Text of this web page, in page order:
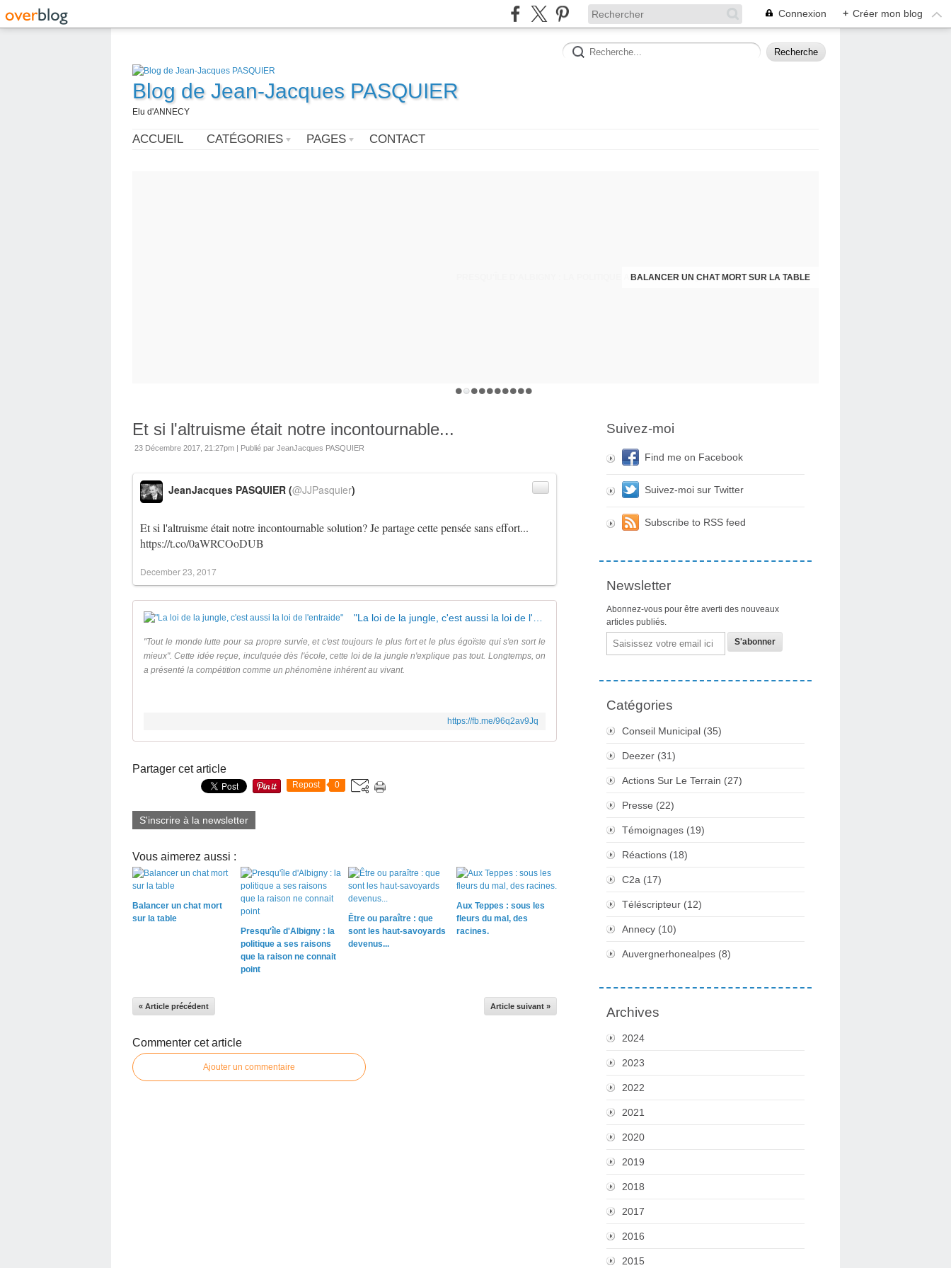
Connexion + Créer mon blog
Blog de Jean-Jacques PASQUIER
Elu d'ANNECY
ACCUEIL CATÉGORIES PAGES CONTACT
BALANCER UN CHAT MORT SUR LA TABLE
PRESQU'ÎLE D'ALBIGNY : LA POLITIQUE A SES RAISONS QUE LA RAISON NE CONNAIT POINT
Et si l'altruisme était notre incontournable...
23 Décembre 2017, 21:27pm | Publié par JeanJacques PASQUIER
Et si l'altruisme était notre incontournable solution? Je partage cette pensée sans effort...
https://t.co/0aWRCOoDUB
JeanJacques PASQUIER (@JJPasquier)
December 23, 2017
"Tout le monde lutte pour sa propre survie, et c'est toujours le plus fort et le plus égoïste qui s'en sort le
mieux". Cette idée reçue, inculquée dès l'école, cette loi de la jungle n'explique pas tout. Longtemps, on
a présenté la compétition comme un phénomène inhérent au vivant.
https://fb.me/96q2av9Jq
Partager cet article
Repost 0
S'inscrire à la newsletter
Vous aimerez aussi :
Balancer un chat mort
sur la table
Presqu'île d'Albigny : la
politique a ses raisons
que la raison ne connait
point
Être ou paraître : que
sont les haut-savoyards
devenus...
Aux Teppes : sous les
fleurs du mal, des
racines.
« Article précédent Article suivant »
Commenter cet article
Ajouter un commentaire
Suivez-moi
Find me on Facebook
Suivez-moi sur Twitter
Subscribe to RSS feed
Newsletter
Abonnez-vous pour être averti des nouveaux
articles publiés.
Email
Catégories
Conseil Municipal (35)
Deezer (31)
Actions Sur Le Terrain (27)
Presse (22)
Témoignages (19)
Réactions (18)
C2a (17)
Téléscripteur (12)
Annecy (10)
Auvergnerhonealpes (8)
Archives
2024
2023
2022
2021
2020
2019
2018
2017
2016
2015